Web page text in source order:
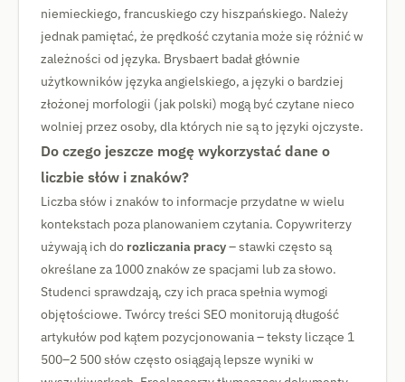
niemieckiego, francuskiego czy hiszpańskiego. Należy
jednak pamiętać, że prędkość czytania może się różnić w
zależności od języka. Brysbaert badał głównie
użytkowników języka angielskiego, a języki o bardziej
złożonej morfologii (jak polski) mogą być czytane nieco
wolniej przez osoby, dla których nie są to języki ojczyste.
Do czego jeszcze mogę wykorzystać dane o
liczbie słów i znaków?
Liczba słów i znaków to informacje przydatne w wielu
kontekstach poza planowaniem czytania. Copywriterzy
używają ich do rozliczania pracy– stawki często są
określane za 1000 znaków ze spacjami lub za słowo.
Studenci sprawdzają, czy ich praca spełnia wymogi
objętościowe. Twórcy treści SEO monitorują długość
artykułów pod kątem pozycjonowania – teksty liczące 1
500–2 500 słów często osiągają lepsze wyniki w